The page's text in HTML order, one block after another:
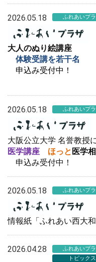
2026.05.18 ふれあいプ
大人のぬり絵講座
体験受講を若干名
申込み受付中！
2026.05.18 ふれあいプ
大阪公立大学 名誉教授
医学講座 ほっと 医学
申込み受付中！
2026.05.18 ふれあいプ
情報紙「ふれあい西大
2026.04.28
ふれあいプ
トピックス